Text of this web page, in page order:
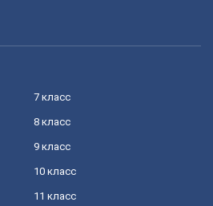
7 класс
8 класс
9 класс
10 класс
11 класс